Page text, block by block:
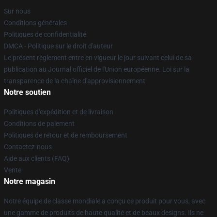
Sur nous
Conditions générales
Politiques de confidentialité
DMCA - Politique sur le droit d'auteur
Le présent règlement entre en vigueur le jour suivant celui de sa
publication au Journal officiel de l'Union européenne. Loi sur la
transparence de la chaîne d'approvisionnement
Notre soutien
Politiques d'expédition et de livraison
Conditions de paiement
Politiques de retour et de remboursement
Contactez-nous
Aide aux clients (FAQ)
Vente
Notre magasin
Notre équipe de classe mondiale a conçu ce produit pour vous, avec
une gamme de produits de haute qualité et de beaux designs. Ils ne